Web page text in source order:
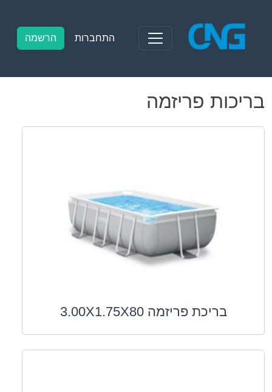
content
התחברות הרשמה
בריכות פריזמה
בריכת פריזמה 3.00X1.75X80